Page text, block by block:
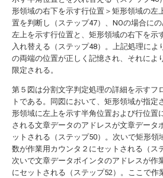
形領域の右下を示す行位置＞矩形領域の左
置を判断し（ステップ47）、NOの場合に
左上を示す行位置と、矩形領域の右下を示
入れ替える（ステップ48）。上記処理によ
の両端の位置が正しく記憶され、それによ
限定される。
第５図は分割文字判定処理の詳細を示すフ
トである。同図において、矩形領域が指定
形領域に左上を示す半角位置および行位置
される文章データのアドレスが文章データ
ットされる（ステップ50）。次いで矩形領
数が作業用カウンタ２にセットされる（ス
次いで文章データポインタのアドレスが作
にセットされる（ステップ52）。ここで作